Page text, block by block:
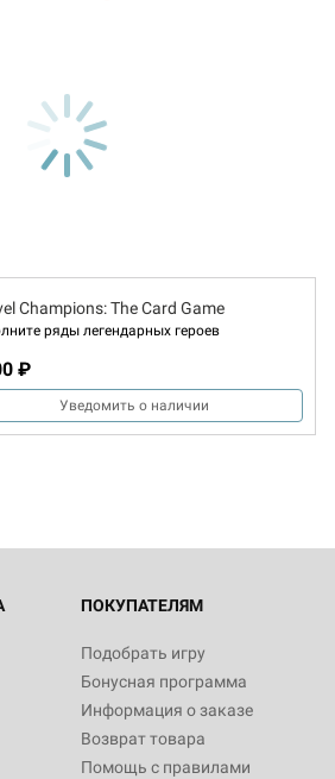
Champions: The Card Game
ряды легендарных героев
₽
Уведомить о наличии
ПОКУПАТЕЛЯМ
Подобрать игру
Бонусная программа
Информация о заказе
Возврат товара
Помощь с правилами